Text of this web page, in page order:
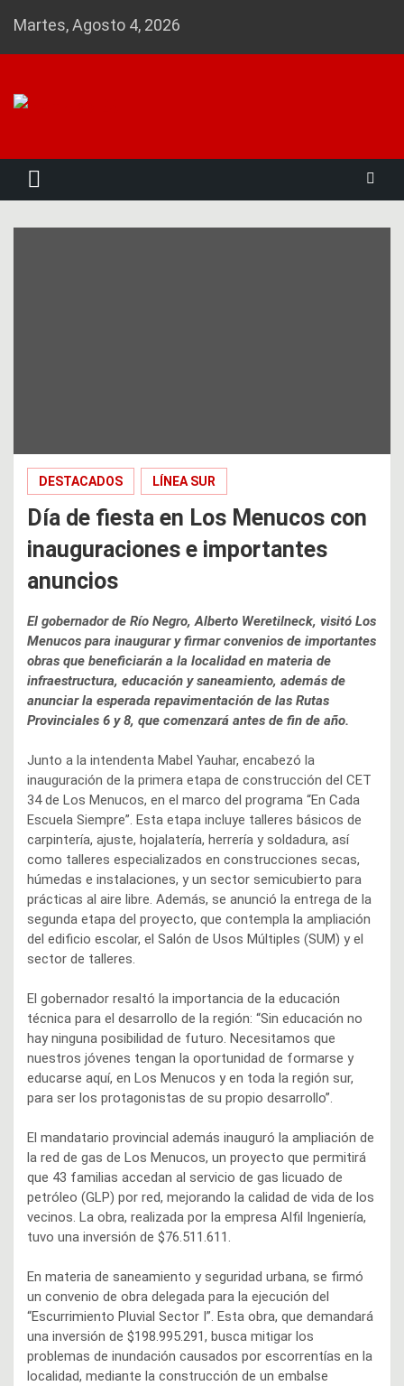
Martes, Agosto 4, 2026
DESTACADOS LÍNEA SUR
Día de fiesta en Los Menucos con
inauguraciones e importantes
anuncios
El gobernador de Río Negro, Alberto Weretilneck, visitó Los
Menucos para inaugurar y firmar convenios de importantes
obras que beneficiarán a la localidad en materia de
infraestructura, educación y saneamiento, además de
anunciar la esperada repavimentación de las Rutas
Provinciales 6 y 8, que comenzará antes de fin de año.
Junto a la intendenta Mabel Yauhar, encabezó la
inauguración de la primera etapa de construcción del CET
34 de Los Menucos, en el marco del programa “En Cada
Escuela Siempre”. Esta etapa incluye talleres básicos de
carpintería, ajuste, hojalatería, herrería y soldadura, así
como talleres especializados en construcciones secas,
húmedas e instalaciones, y un sector semicubierto para
prácticas al aire libre. Además, se anunció la entrega de la
segunda etapa del proyecto, que contempla la ampliación
del edificio escolar, el Salón de Usos Múltiples (SUM) y el
sector de talleres.
El gobernador resaltó la importancia de la educación
técnica para el desarrollo de la región: “Sin educación no
hay ninguna posibilidad de futuro. Necesitamos que
nuestros jóvenes tengan la oportunidad de formarse y
educarse aquí, en Los Menucos y en toda la región sur,
para ser los protagonistas de su propio desarrollo”.
El mandatario provincial además inauguró la ampliación de
la red de gas de Los Menucos, un proyecto que permitirá
que 43 familias accedan al servicio de gas licuado de
petróleo (GLP) por red, mejorando la calidad de vida de los
vecinos. La obra, realizada por la empresa Alfil Ingeniería,
tuvo una inversión de $76.511.611.
En materia de saneamiento y seguridad urbana, se firmó
un convenio de obra delegada para la ejecución del
“Escurrimiento Pluvial Sector I”. Esta obra, que demandará
una inversión de $198.995.291, busca mitigar los
problemas de inundación causados por escorrentías en la
localidad, mediante la construcción de un embalse